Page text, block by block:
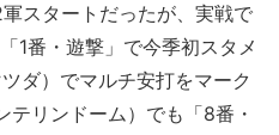
スタートだったが、実戦で
1番・遊撃」で今季初スタメ
ダ）でマルチ安打をマーク
リンドーム）でも「8番・